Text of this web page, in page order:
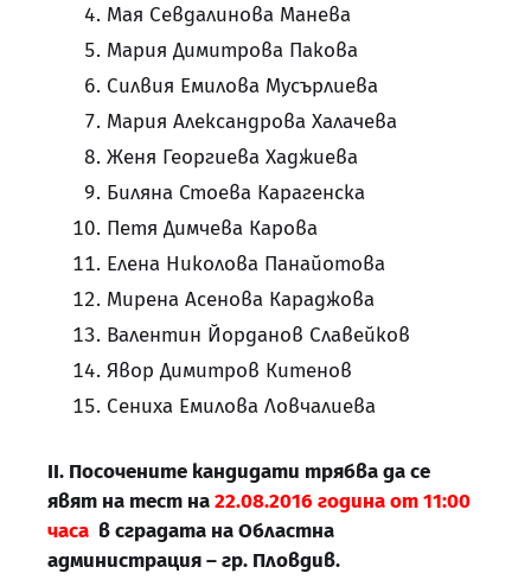
Мая Севдалинова Манева
Мария Димитрова Пакова
Силвия Емилова Мусърлиева
Мария Александрова Халачева
Женя Георгиева Хаджиева
Биляна Стоева Карагенска
Петя Димчева Карова
Елена Николова Панайотова
Мирена Асенова Караджова
Валентин Йорданов Славейков
Явор Димитров Китенов
Сениха Емилова Ловчалиева
II. Посочените кандидати трябва да се
явят на тест на22.08.2016 година от 11:00
часа в сградата на Областна
администрация – гр. Пловдив.